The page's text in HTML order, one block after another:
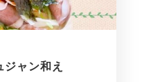
ャン和え